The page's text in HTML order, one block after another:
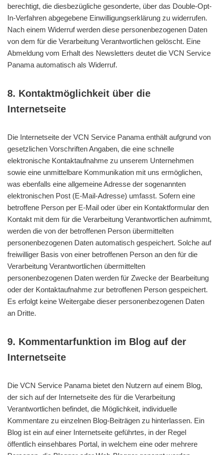
berechtigt, die diesbezügliche gesonderte, über das Double-Opt-
In-Verfahren abgegebene Einwilligungserklärung zu widerrufen.
Nach einem Widerruf werden diese personenbezogenen Daten
von dem für die Verarbeitung Verantwortlichen gelöscht. Eine
Abmeldung vom Erhalt des Newsletters deutet die VCN Service
Panama automatisch als Widerruf.
8. Kontaktmöglichkeit über die
Internetseite
Die Internetseite der VCN Service Panama enthält aufgrund von
gesetzlichen Vorschriften Angaben, die eine schnelle
elektronische Kontaktaufnahme zu unserem Unternehmen
sowie eine unmittelbare Kommunikation mit uns ermöglichen,
was ebenfalls eine allgemeine Adresse der sogenannten
elektronischen Post (E-Mail-Adresse) umfasst. Sofern eine
betroffene Person per E-Mail oder über ein Kontaktformular den
Kontakt mit dem für die Verarbeitung Verantwortlichen aufnimmt,
werden die von der betroffenen Person übermittelten
personenbezogenen Daten automatisch gespeichert. Solche auf
freiwilliger Basis von einer betroffenen Person an den für die
Verarbeitung Verantwortlichen übermittelten
personenbezogenen Daten werden für Zwecke der Bearbeitung
oder der Kontaktaufnahme zur betroffenen Person gespeichert.
Es erfolgt keine Weitergabe dieser personenbezogenen Daten
an Dritte.
9. Kommentarfunktion im Blog auf der
Internetseite
Die VCN Service Panama bietet den Nutzern auf einem Blog,
der sich auf der Internetseite des für die Verarbeitung
Verantwortlichen befindet, die Möglichkeit, individuelle
Kommentare zu einzelnen Blog-Beiträgen zu hinterlassen. Ein
Blog ist ein auf einer Internetseite geführtes, in der Regel
öffentlich einsehbares Portal, in welchem eine oder mehrere